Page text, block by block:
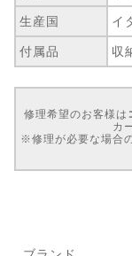
生産国 イ
付属品 収
修理希望のお客様は
カ
※修理が必要な場合